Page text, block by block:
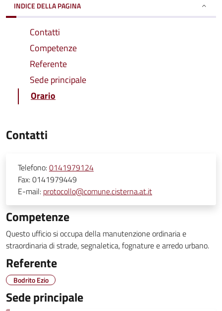
INDICE DELLA PAGINA
Contatti
Competenze
Referente
Sede principale
Orario
Contatti
Telefono:0141979124
Fax:0141979449
E-mail: protocollo@comune.cisterna.at.it
Competenze
Questo ufficio si occupa della manutenzione ordinaria e
straordinaria di strade, segnaletica, fognature e arredo urbano.
Referente
Bodrito Ezio
Sede principale